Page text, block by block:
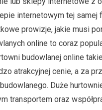
internetowym tej
prowizje, jakie musi
online to coraz
budowlanej online
atrakcyjnej cenie, a za
budowlanego. Duże
transportem oraz